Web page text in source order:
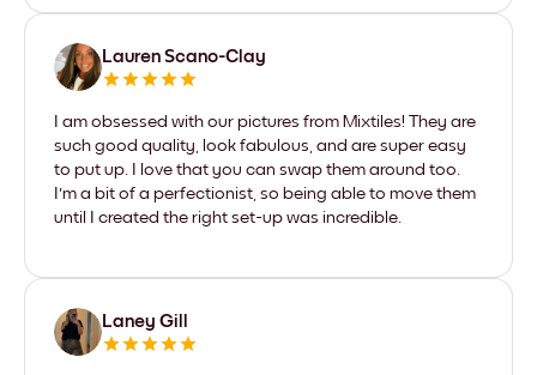
Lauren Scano-Clay
I am obsessed with our pictures from Mixtiles! They are
such good quality, look fabulous, and are super easy
to put up. I love that you can swap them around too.
I'm a bit of a perfectionist, so being able to move them
until I created the right set-up was incredible.
Laney Gill